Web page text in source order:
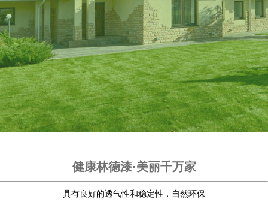
健康林德漆·美丽千万家
具有良好的透气性和稳定性，自然环保